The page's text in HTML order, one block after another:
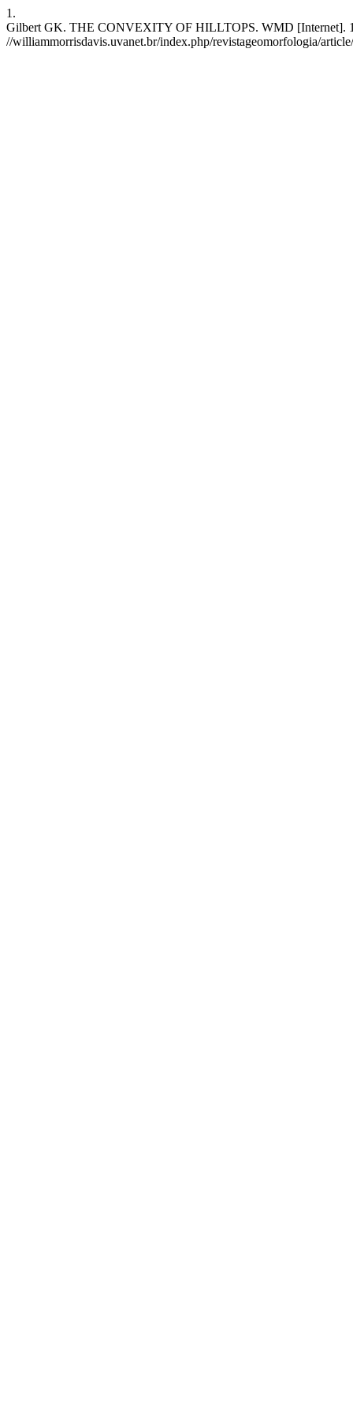
1.
Gilbert GK. THE CONVEXITY OF HILLTOPS. WMD [Internet].
//williammorrisdavis.uvanet.br/index.php/revistageomorfologia/